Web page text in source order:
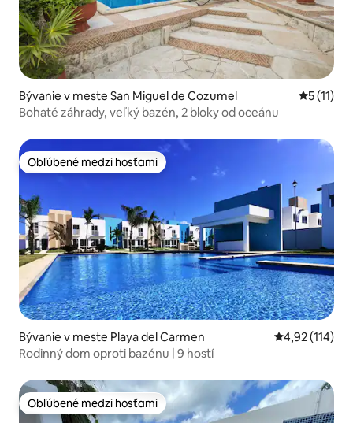
Bývanie v meste San Miguel de Cozumel
5 (11)
Bohaté záhrady, veľký bazén, 2 bloky od oceánu
Obľúbené medzi hosťami
Obľúbené medzi hosťami
Bývanie v meste Playa del Carmen Priemerné
4,92 (114)
Rodinný dom oproti bazénu | 9 hostí
Obľúbené medzi hosťami
Obľúbené medzi hosťami